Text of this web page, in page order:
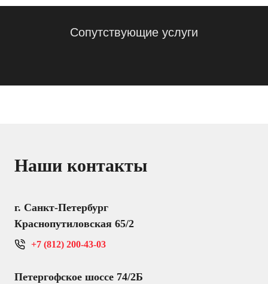
Сопутствующие услуги
Наши контакты
г. Санкт-Петербург
Краснопутиловская 65/2
+7 (812) 200-43-03
Петергофское шоссе 74/2Б